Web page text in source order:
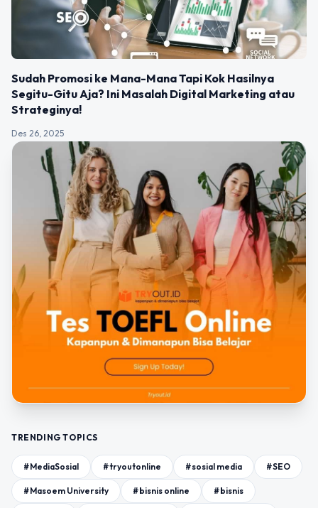
Sudah Promosi ke Mana-Mana Tapi Kok Hasilnya
Segitu-Gitu Aja? Ini Masalah Digital Marketing atau
Strateginya!
Des 26, 2025
TRENDING TOPICS
#MediaSosial #tryoutonline #sosial media #SEO
#Masoem University #bisnis online #bisnis